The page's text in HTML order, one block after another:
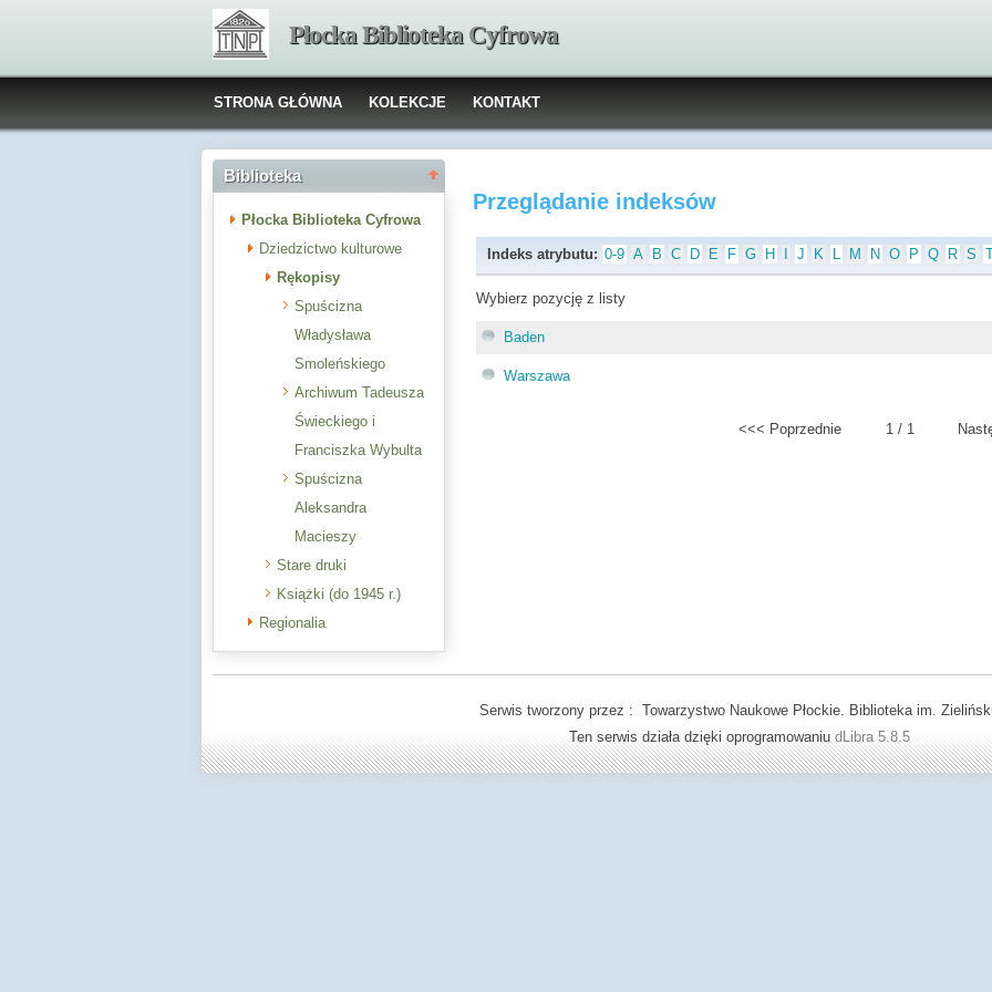
Płocka Biblioteka Cyfrowa
STRONA GŁÓWNA KOLEKCJE KONTAKT
Biblioteka
Płocka Biblioteka Cyfrowa
Dziedzictwo kulturowe
Rękopisy
Spuścizna
Władysława
Smoleńskiego
Archiwum Tadeusza
Świeckiego i
Franciszka Wybulta
Spuścizna
Aleksandra
Macieszy
Stare druki
Książki (do 1945 r.)
Regionalia
Przeglądanie indeksów
Indeks atrybutu: 0-9 A B C D E F G H J K L M N O P Q R S
Wybierz pozycję z listy
Baden
Warszawa
<<< Poprzednie 1 / 1
Serwis tworzony przez : Towarzystwo Naukowe Płockie. Biblioteka im.
Ten serwis działa dzięki oprogramowaniu dLibra 5.8.5